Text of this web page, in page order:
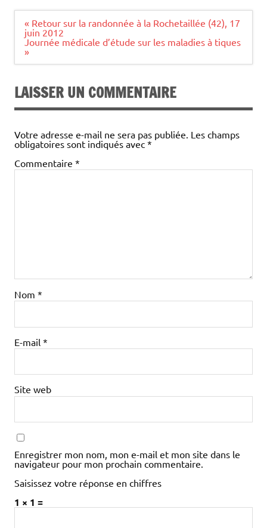
Navigation
de
l’article
« Retour sur la randonnée à la Rochetaillée (42), 17
juin 2012
Journée médicale d’étude sur les maladies à tiques
»
LAISSER UN COMMENTAIRE
Votre adresse e-mail ne sera pas publiée. Les champs
obligatoires sont indiqués avec *
Commentaire *
Nom *
E-mail *
Site web
Enregistrer mon nom, mon e-mail et mon site dans le
navigateur pour mon prochain commentaire.
Saisissez votre réponse en chiffres
1 × 1 =